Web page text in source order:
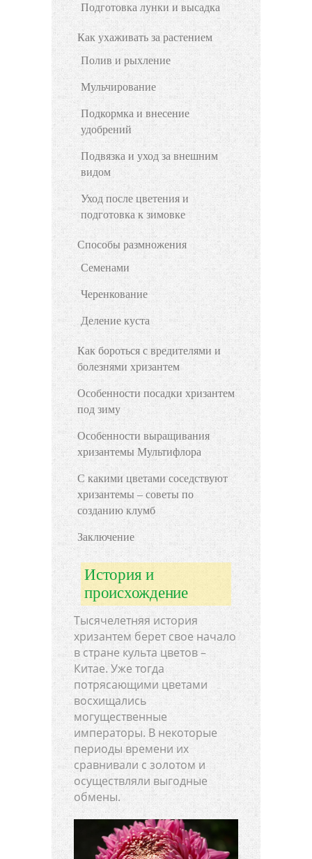
Подготовка лунки и высадка
Как ухаживать за растением
Полив и рыхление
Мульчирование
Подкормка и внесение
удобрений
Подвязка и уход за внешним
видом
Уход после цветения и
подготовка к зимовке
Способы размножения
Семенами
Черенкование
Деление куста
Как бороться с вредителями и
болезнями хризантем
Особенности посадки хризантем
под зиму
Особенности выращивания
хризантемы Мультифлора
С какими цветами соседствуют
хризантемы – советы по
созданию клумб
Заключение
История и
происхождение
Тысячелетняя история
хризантем берет свое начало
в стране культа цветов –
Китае. Уже тогда
потрясающими цветами
восхищались
могущественные
императоры. В некоторые
периоды времени их
сравнивали с золотом и
осуществляли выгодные
обмены.